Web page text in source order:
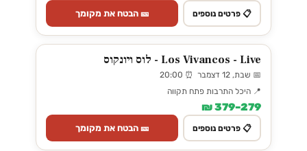
📋 פרטים נוספים 🎫 הבטח את מקומך
Los Vivancos - Live - לוס ויונקוס
📅 שבת, 12 דצמבר ⏰ 20:00
📍 היכל התרבות פתח תקווה
279–379 ₪
📋 פרטים נוספים 🎫 הבטח את מקומך